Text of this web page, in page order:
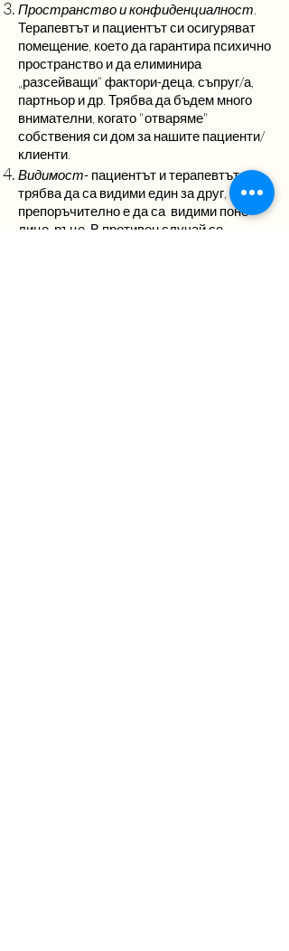
Пространство и конфиденциалност.
Терапевтът и пациентът си осигуряват
помещение, което да гарантира психично
пространство и да елиминира
„разсейващи“ фактори-деца, съпруг/а,
партньор и др. Трябва да бъдем много
внимателни, когато "отваряме"
собствения си дом за нашите пациенти/
клиенти.
Видимост- пациентът и терапевтът
трябва да са видими един за друг,
препоръчително е да са видими поне
лице, ръце. В противен случай се